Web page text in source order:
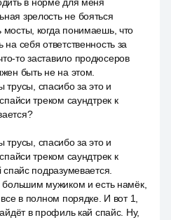
зрелость не бояться
мосты, когда понимаешь, что
себя ответственность за
то заставило продюсеров
быть не на этом.
спасибо за это и
треком саундтрек к
спасибо за это и
треком саундтрек к
спайс подразумевается.
большим мужиком и есть намёк,
в полном порядке. И вот 1,
в профиль кай спайс. Ну,